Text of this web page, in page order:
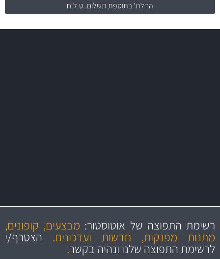
הדלת' בתוספת תשלום. ט.ל.ח
מקצועיות
ושירות מצויין
מחירים
הוגנים
והיצע מוצרים איכותירשימת התפוצה של אוטוסטור: מבצעים, קופונים,
מתנות מפנקות, חדשות ועדכונים. הצטרף/י
לרשימת התפוצה שלנו ונהיה בקשר.